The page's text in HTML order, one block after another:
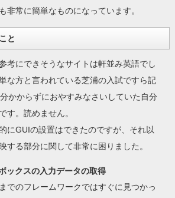
非常に簡単なものになっています。
と
考にできそうなサイトは軒並み英語でし
な方と言われている芝浦の入試ですら記
かからずにおやすみなさいしていた自分
す。読めません。
にGUIの設置はできたのですが、それ以
する部分に関して非常に困りました。
ックスの入力データの取得
でのフレームワークではすぐに見つかっ